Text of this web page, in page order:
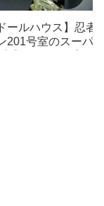
ールハウス】忍者
201号室のスーパー